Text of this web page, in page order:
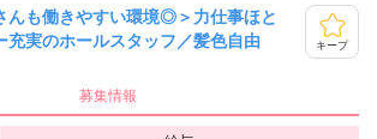
んも働きやすい環境◎＞力仕事ほと
充実のホールスタッフ／髪色自由
キープ
募集情報